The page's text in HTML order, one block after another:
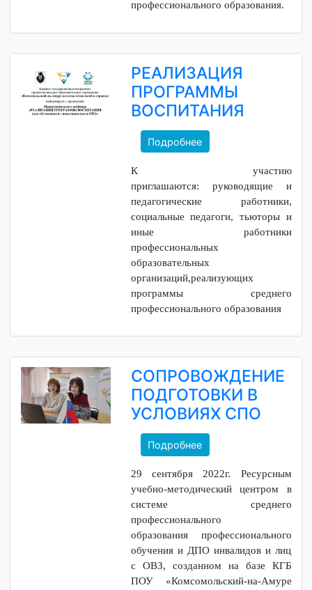
обучающихся с ограниченными
профессионального образования.
РЕАЛИЗАЦИЯ
ПРОГРАММЫ
ВОСПИТАНИЯ
Подробнее
К участию
приглашаются:
педагогические работники,
социальные педагоги, тьюторы и
иные работники
профессиональных
программы среднего
профессионального образования
СОПРОВОЖДЕНИЕ
ПОДГОТОВКИ В
УСЛОВИЯХ СПО
Подробнее
29 сентября 2022г. Ресурсным
учебно-методический центром в
системе среднего